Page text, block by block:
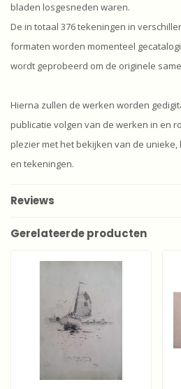
bladen losgesneden waren.
De in totaal 376 tekeningen in
formaten worden momenteel
wordt geprobeerd om de originele
Hierna zullen de werken worden
publicatie volgen van de werken in en
plezier met het bekijken van de
en tekeningen.
Reviews
Gerelateerde producten